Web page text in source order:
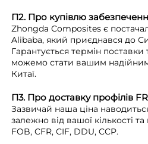
П2. Про купівлю
Zhongda Composites є
Alibaba, який приєднався до
Гарантується термін поставки
можемо стати вашим
Китаї.
П3. Про доставку профілів
Зазвичай наша ціна
залежно від вашої кількості
FOB, CFR, CIF, DDU, CCP.